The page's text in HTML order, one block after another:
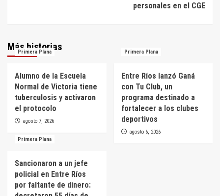
personales en el CGE
Más historias
Primera Plana
Alumno de la Escuela
Normal de Victoria tiene
tuberculosis y activaron
el protocolo
agosto 7, 2026
Primera Plana
Entre Ríos lanzó Ganá
con Tu Club, un
programa destinado a
fortalecer a los clubes
deportivos
agosto 6, 2026
Primera Plana
Sancionaron a un jefe
policial en Entre Ríos
por faltante de dinero: